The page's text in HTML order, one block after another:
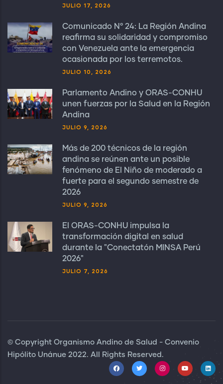
JULIO 17, 2026
Comunicado N° 24: La Región Andina
reafirma su solidaridad y compromiso
con Venezuela ante la emergencia
ocasionada por los terremotos.
JULIO 10, 2026
Parlamento Andino y ORAS-CONHU
unen fuerzas por la Salud en la Región
Andina
JULIO 9, 2026
Más de 200 técnicos de la región
andina se reúnen ante un posible
fenómeno de El Niño de moderado a
fuerte para el segundo semestre de
2026
JULIO 9, 2026
El ORAS-CONHU impulsa la
transformación digital en salud
durante la "Conectatón MINSA Perú
2026"
JULIO 7, 2026
© Copyright Organismo Andino de Salud - Convenio
Hipólito Unánue 2022. All Rights Reserved.